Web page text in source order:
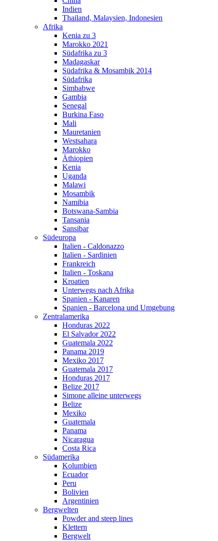
Indien
Thailand, Malaysien, Indonesien
Afrika
Kenia zu 3
Marokko 2021
Südafrika zu 3
Madagaskar
Südafrika & Mosambik 2014
Südafrika
Simbabwe
Gambia
Senegal
Burkina Faso
Mali
Mauretanien
Westsahara
Marokko
Äthiopien
Kenia
Uganda
Malawi
Mosambik
Namibia
Botswana-Sambia
Tansania
Sansibar
Südeuropa
Italien - Caldonazzo
Italien - Sardinien
Frankreich
Italien - Toskana
Kroatien
Unterwegs nach Afrika
Spanien - Kanaren
Spanien - Barcelona und Umgebung
Zentralamerika
Honduras 2022
El Salvador 2022
Guatemala 2022
Panama 2019
Mexiko 2017
Guatemala 2017
Honduras 2017
Belize 2017
Simone alleine unterwegs
Belize
Mexiko
Guatemala
Panama
Nicaragua
Costa Rica
Südamerika
Kolumbien
Ecuador
Peru
Bolivien
Argentinien
Bergwelten
Powder and steep lines
Klettern
Bergwelt